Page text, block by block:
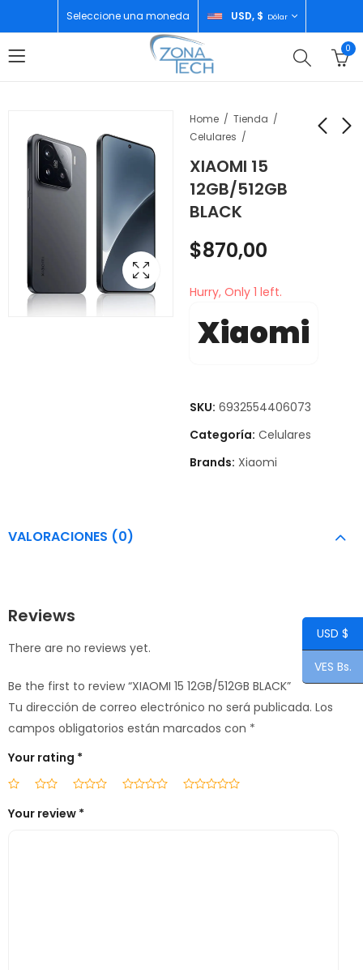
Seleccione una moneda USD, $ Dólar
0
Home
Tienda
Celulares
XIAOMI 15
12GB/512GB
BLACK
IGLOO CAVA
LATITUDE 25 25QT
BLANCA
$55,00
MANO 002499-013-
$870,00
Hurry, Only 1 left.
Xiaomi
SKU: 6932554406073
Categoría: Celulares
Brands: Xiaomi
VALORACIONES (0)
Reviews
There are no reviews yet.
Be the first to review “XIAOMI 15 12GB/512GB BLACK”
Tu dirección de correo electrónico no será publicada. Los
campos obligatorios están marcados con *
Your rating *
Your review *
USD $
VES Bs.